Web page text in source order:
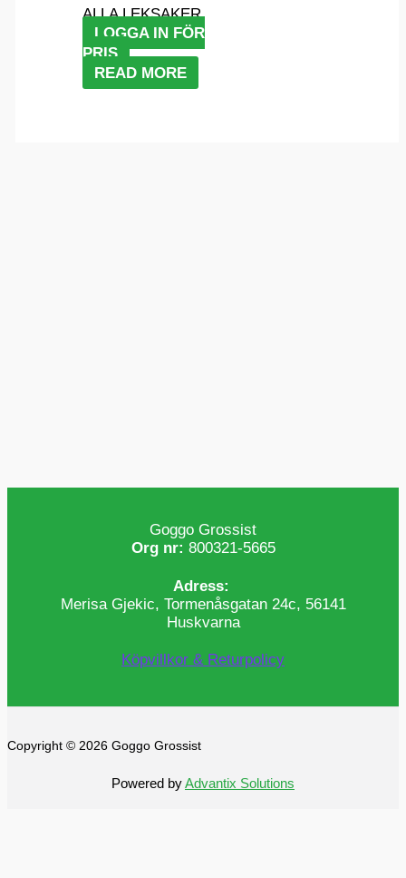
ALLA LEKSAKER
LOGGA IN FÖR
PRIS
READ MORE
Goggo Grossist
Org nr: 800321-5665
Adress:
Merisa Gjekic, Tormenåsgatan 24c, 56141
Huskvarna
Köpvillkor & Returpolicy
Copyright © 2026 Goggo Grossist
Powered byAdvantix Solutions